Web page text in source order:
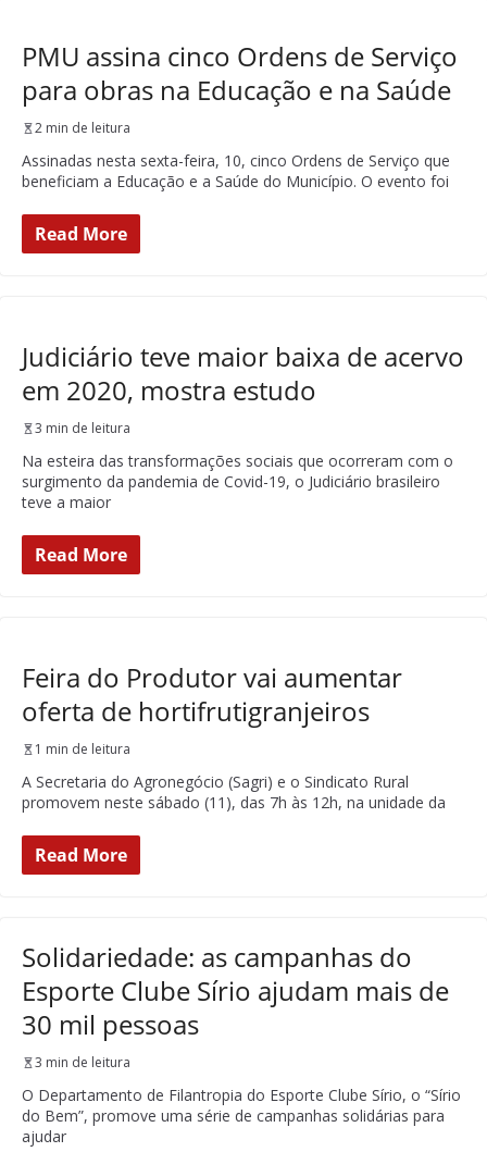
PMU assina cinco Ordens de Serviço
para obras na Educação e na Saúde
2 min de leitura
Assinadas nesta sexta-feira, 10, cinco Ordens de Serviço que
beneficiam a Educação e a Saúde do Município. O evento foi
Read More
Judiciário teve maior baixa de acervo
em 2020, mostra estudo
3 min de leitura
Na esteira das transformações sociais que ocorreram com o
surgimento da pandemia de Covid-19, o Judiciário brasileiro
teve a maior
Read More
Feira do Produtor vai aumentar
oferta de hortifrutigranjeiros
1 min de leitura
A Secretaria do Agronegócio (Sagri) e o Sindicato Rural
promovem neste sábado (11), das 7h às 12h, na unidade da
Read More
Solidariedade: as campanhas do
Esporte Clube Sírio ajudam mais de
30 mil pessoas
3 min de leitura
O Departamento de Filantropia do Esporte Clube Sírio, o “Sírio
do Bem”, promove uma série de campanhas solidárias para
ajudar